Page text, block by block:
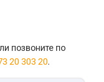
позвоните по
20 303 20.